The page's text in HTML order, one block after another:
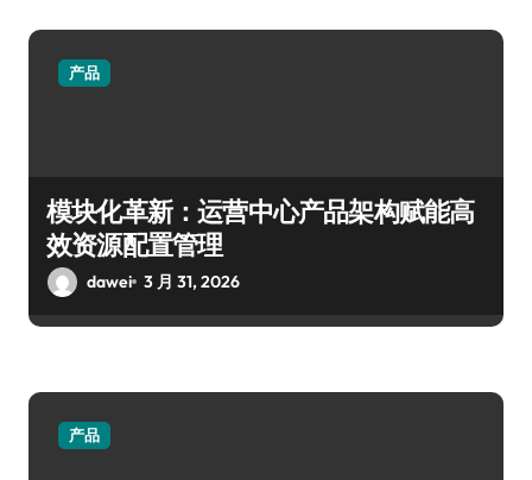
产品
模块化革新：运营中心产品架构赋能高
效资源配置管理
dawei 3 月 31, 2026
产品